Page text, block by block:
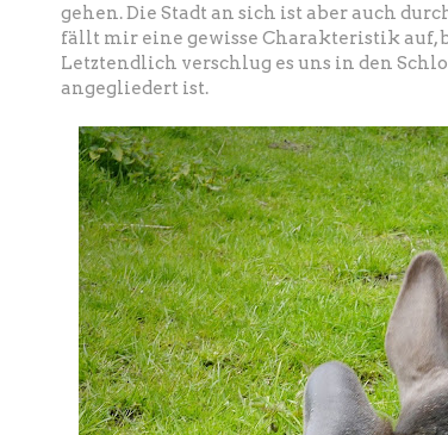
gehen. Die Stadt an sich ist aber auch
fällt mir eine gewisse Charakteristik auf,
Letztendlich verschlug es uns in den
angegliedert ist.